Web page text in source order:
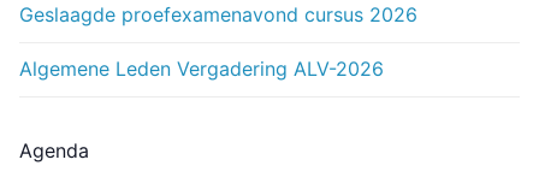
Geslaagde proefexamenavond cursus 2026
Algemene Leden Vergadering ALV-2026
Agenda